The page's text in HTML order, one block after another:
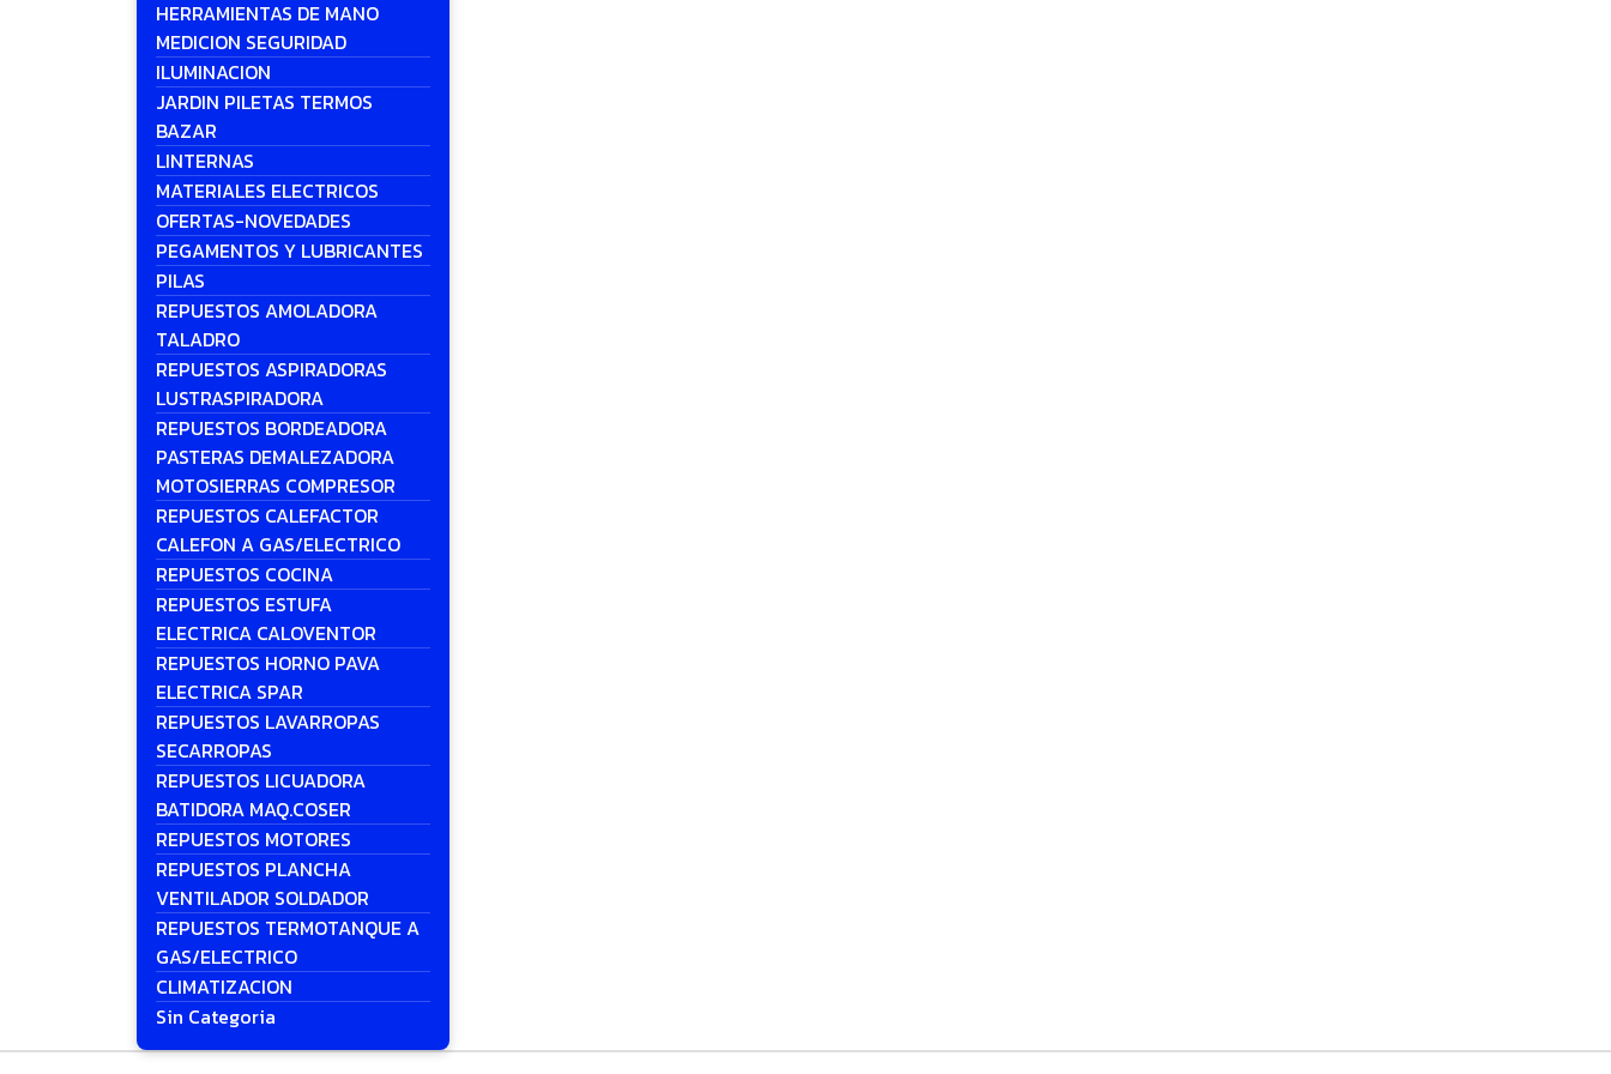
HERRAMIENTAS DE MANO
MEDICION SEGURIDAD
ILUMINACION
JARDIN PILETAS TERMOS
BAZAR
LINTERNAS
MATERIALES ELECTRICOS
OFERTAS-NOVEDADES
PEGAMENTOS Y LUBRICANTES
PILAS
REPUESTOS AMOLADORA
TALADRO
REPUESTOS ASPIRADORAS
LUSTRASPIRADORA
REPUESTOS BORDEADORA
PASTERAS DEMALEZADORA
MOTOSIERRAS COMPRESOR
REPUESTOS CALEFACTOR
CALEFON A GAS/ELECTRICO
REPUESTOS COCINA
REPUESTOS ESTUFA
ELECTRICA CALOVENTOR
REPUESTOS HORNO PAVA
ELECTRICA SPAR
REPUESTOS LAVARROPAS
SECARROPAS
REPUESTOS LICUADORA
BATIDORA MAQ.COSER
REPUESTOS MOTORES
REPUESTOS PLANCHA
VENTILADOR SOLDADOR
REPUESTOS TERMOTANQUE A
GAS/ELECTRICO
CLIMATIZACION
Sin Categoria